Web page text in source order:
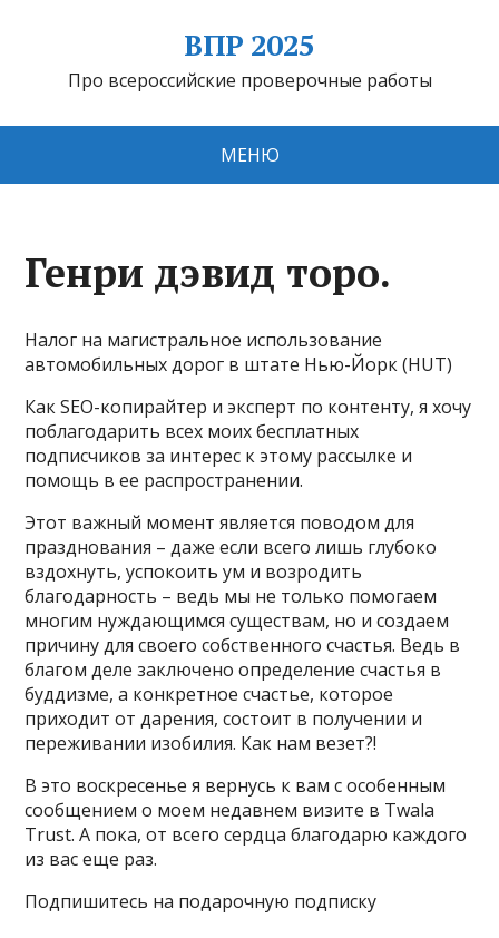
ВПР 2025
Про всероссийские проверочные работы
МЕНЮ
Генри дэвид торо.
Налог на магистральное использование
автомобильных дорог в штате Нью-Йорк (HUT)
Как SEO-копирайтер и эксперт по контенту, я хочу
поблагодарить всех моих бесплатных
подписчиков за интерес к этому рассылке и
помощь в ее распространении.
Этот важный момент является поводом для
празднования – даже если всего лишь глубоко
вздохнуть, успокоить ум и возродить
благодарность – ведь мы не только помогаем
многим нуждающимся существам, но и создаем
причину для своего собственного счастья. Ведь в
благом деле заключено определение счастья в
буддизме, а конкретное счастье, которое
приходит от дарения, состоит в получении и
переживании изобилия. Как нам везет?!
В это воскресенье я вернусь к вам с особенным
сообщением о моем недавнем визите в Twala
Trust. А пока, от всего сердца благодарю каждого
из вас еще раз.
Подпишитесь на подарочную подписку